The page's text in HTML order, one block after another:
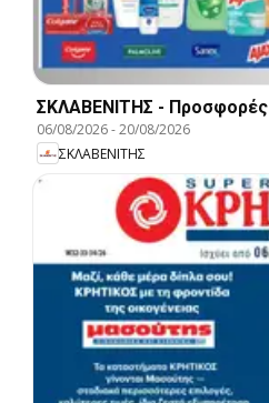
ΣΚΛΑΒΕΝΙΤΗΣ - Προσφορές
06/08/2026-20/08/2026
ΣΚΛΑΒΕΝΙΤΗΣ